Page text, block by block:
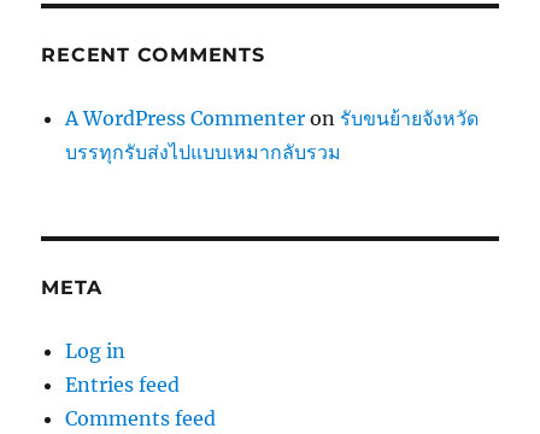
RECENT COMMENTS
A WordPress Commenter on รับขนย้ายจังหวัด
บรรทุกรับส่งไปแบบเหมากลับรวม
META
Log in
Entries feed
Comments feed